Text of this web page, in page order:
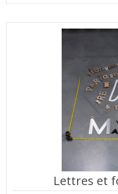
Lettres et